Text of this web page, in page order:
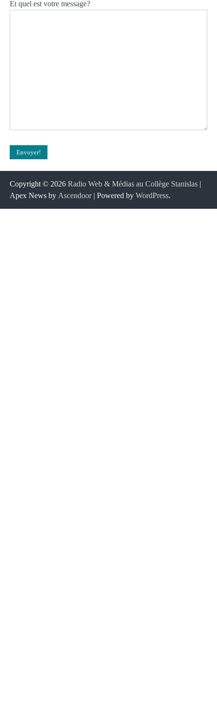
Et quel est votre message?
Copyright © 2026 Radio Web & Médias au Collège Stanislas |
Apex News by Ascendoor| Powered by WordPress.